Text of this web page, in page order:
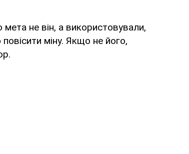
не він, а використовували,
міну. ​​Якщо не його,